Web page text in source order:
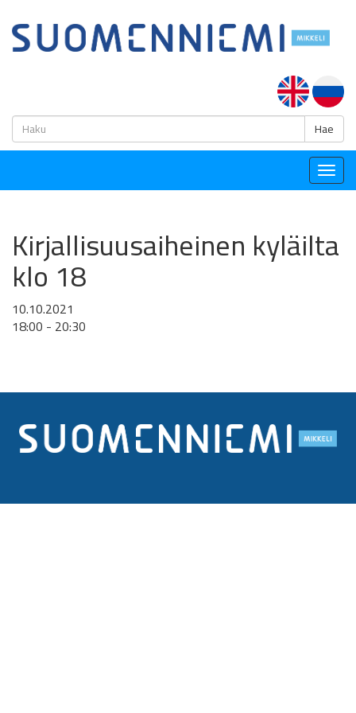
Hae
Kirjallisuusaiheinen kyläilta
klo 18
10.10.2021
18:00 - 20:30